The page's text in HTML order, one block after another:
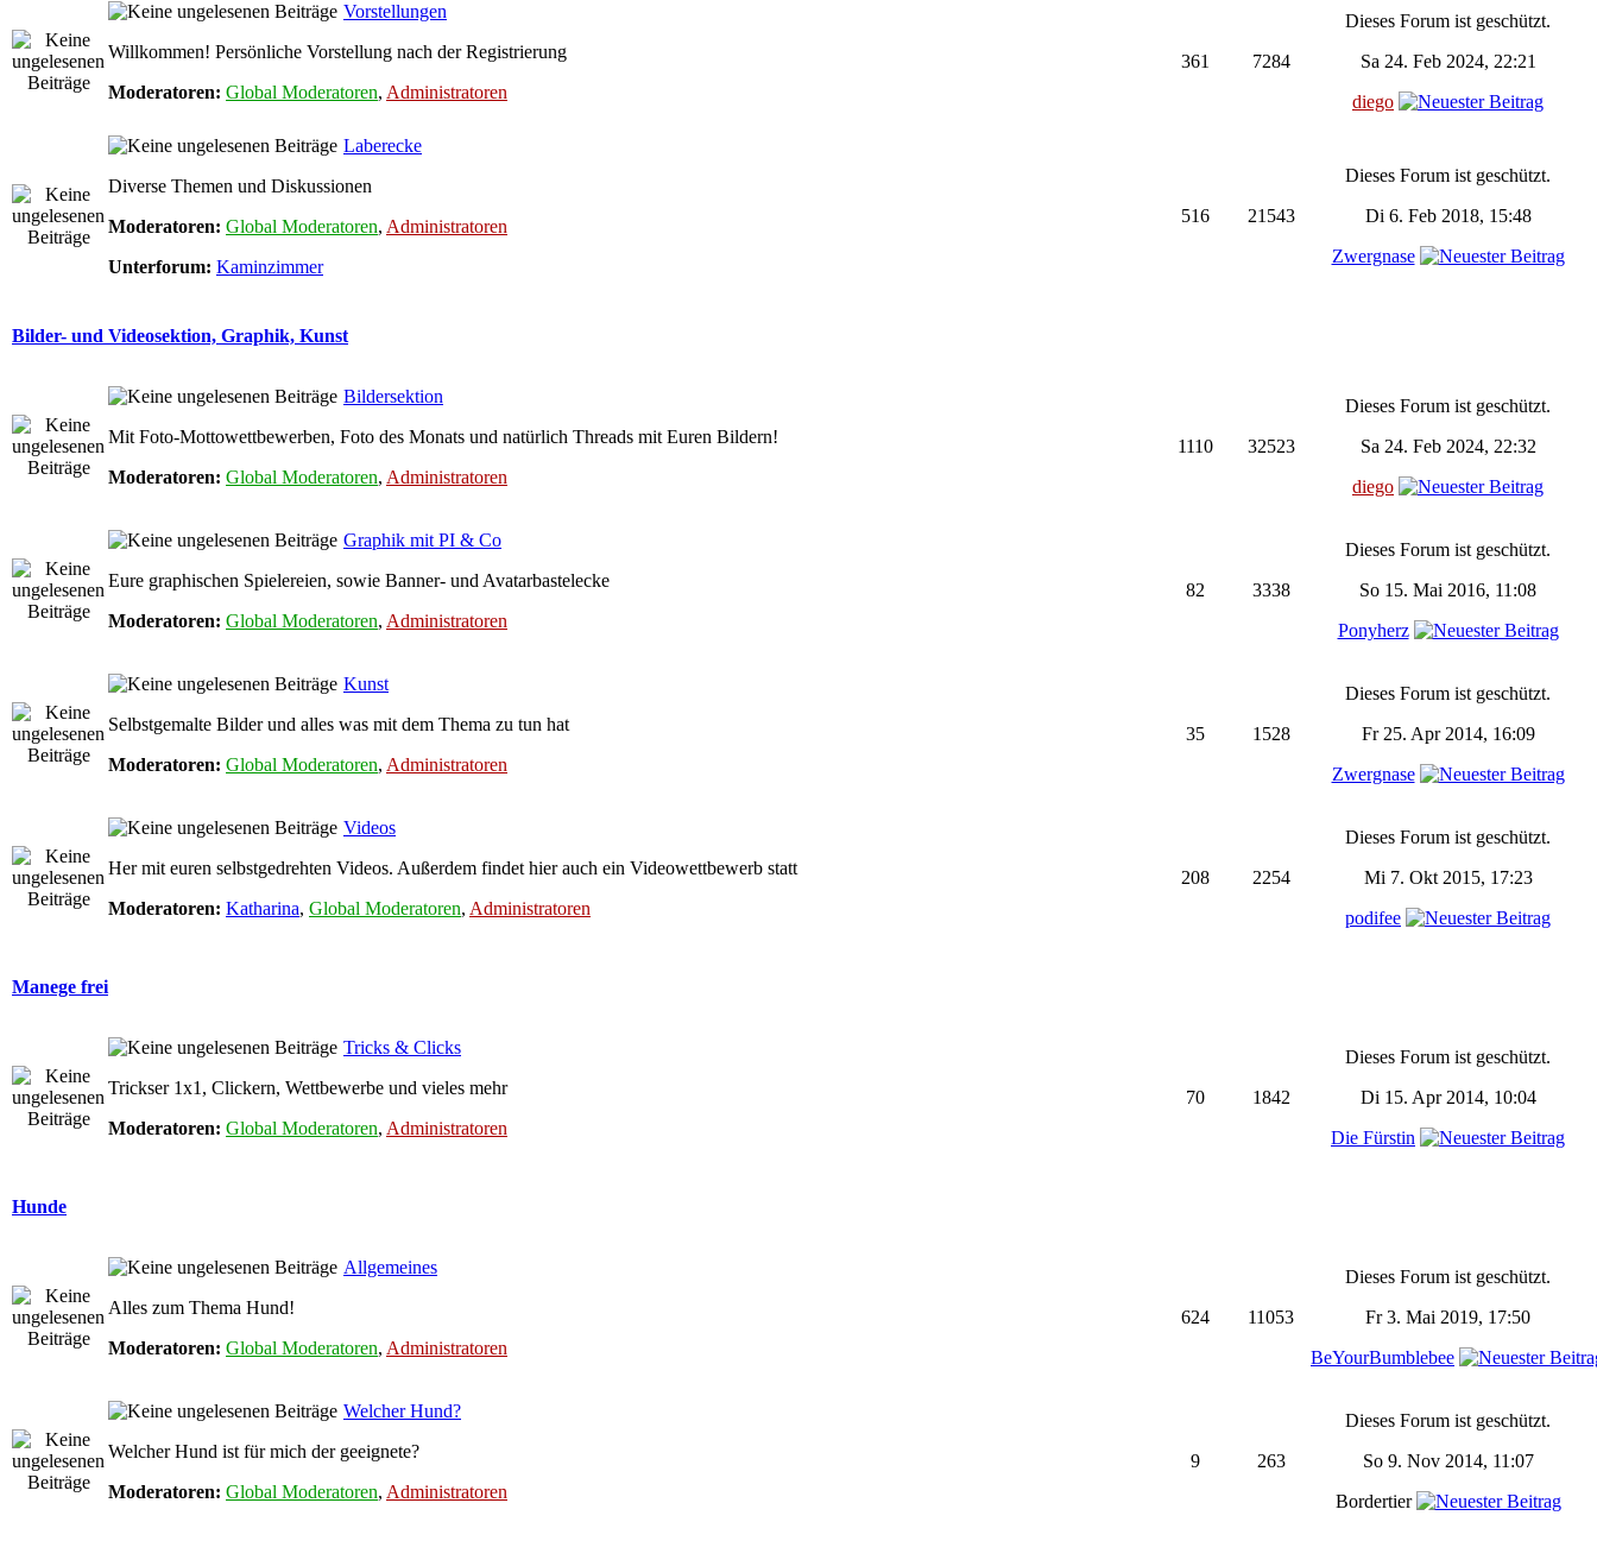
Vorstellungen
Willkommen! Persönliche Vorstellung nach der Registrierung
Moderatoren: Global Moderatoren, Administratoren
361 7284
Dieses Forum ist geschützt.
Sa 24. Feb 2024, 22:21
diego
Laberecke
Diverse Themen und Diskussionen
Moderatoren: Global Moderatoren, Administratoren
Unterforum: Kaminzimmer
516 21543
Dieses Forum ist geschützt.
Di 6. Feb 2018, 15:48
Zwergnase
Bilder- und Videosektion, Graphik, Kunst
Bildersektion
Mit Foto-Mottowettbewerben, Foto des Monats und natürlich Threads mit Euren Bildern!
Moderatoren: Global Moderatoren, Administratoren
1110 32523
Dieses Forum ist geschützt.
Sa 24. Feb 2024, 22:32
diego
Graphik mit PI & Co
Eure graphischen Spielereien, sowie Banner- und Avatarbastelecke
Moderatoren: Global Moderatoren, Administratoren
82 3338
Dieses Forum ist geschützt.
So 15. Mai 2016, 11:08
Ponyherz
Kunst
Selbstgemalte Bilder und alles was mit dem Thema zu tun hat
Moderatoren: Global Moderatoren, Administratoren
35 1528
Dieses Forum ist geschützt.
Fr 25. Apr 2014, 16:09
Zwergnase
Videos
Her mit euren selbstgedrehten Videos. Außerdem findet hier auch ein Videowettbewerb statt
Moderatoren: Katharina, Global Moderatoren, Administratoren
208 2254
Dieses Forum ist geschützt.
Mi 7. Okt 2015, 17:23
podifee
Manege frei
Tricks & Clicks
Trickser 1x1, Clickern, Wettbewerbe und vieles mehr
Moderatoren: Global Moderatoren, Administratoren
70 1842
Dieses Forum ist geschützt.
Di 15. Apr 2014, 10:04
Die Fürstin
Hunde
Allgemeines
Alles zum Thema Hund!
Moderatoren: Global Moderatoren, Administratoren
624 11053
Dieses Forum ist geschützt.
Fr 3. Mai 2019, 17:50
BeYourBumblebee
Welcher Hund?
Welcher Hund ist für mich der geeignete?
Moderatoren: Global Moderatoren, Administratoren
9 263
Dieses Forum ist geschützt.
So 9. Nov 2014, 11:07
Bordertier